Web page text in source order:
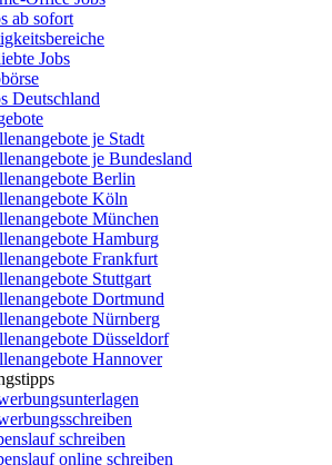
ab sofort
Jobs
Deutschland
je Stadt
je Bundesland
Berlin
Köln
München
Hamburg
Frankfurt
Stuttgart
Dortmund
Nürnberg
Düsseldorf
Hannover
schreiben
online schreiben